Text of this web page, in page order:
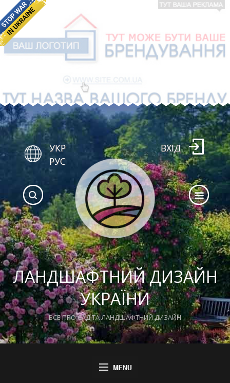
ЛАНДШАФТНИЙ ДИЗАЙН
УКРАЇНИ
ВСЕ ПРО САД ТА ЛАНДШАФТНИЙ ДИЗАЙН
УКР
РУС
ВХІД